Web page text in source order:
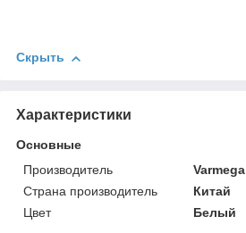
Скрыть
Характеристики
Основные
Производитель
Varmega
Страна производитель
Китай
Цвет
Белый